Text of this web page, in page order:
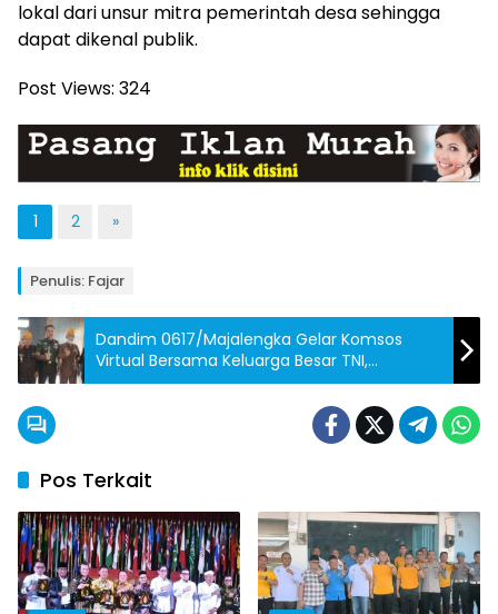
lokal dari unsur mitra pemerintah desa sehingga
dapat dikenal publik.
Post Views: 324
1 2 »
Penulis: Fajar
Dandim 0617/Majalengka Gelar Komsos
Virtual Bersama Keluarga Besar TNI,
Teguhkan Persatuan dan Kedaulatan NKRI
Pos Terkait